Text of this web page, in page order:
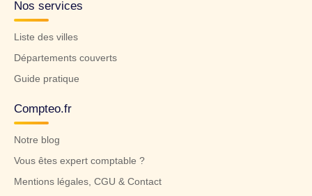
Nos services
Liste des villes
Départements couverts
Guide pratique
Compteo.fr
Notre blog
Vous êtes expert comptable ?
Mentions légales, CGU & Contact